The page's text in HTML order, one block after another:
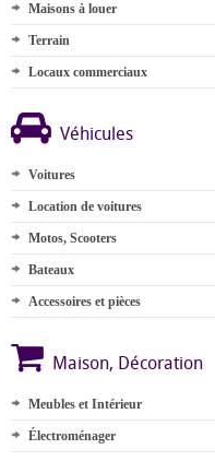
Maisons à louer
Terrain
Locaux commerciaux
Véhicules
Voitures
Location de voitures
Motos, Scooters
Bateaux
Accessoires et pièces
Maison, Décoration
Meubles et Intérieur
Électroménager